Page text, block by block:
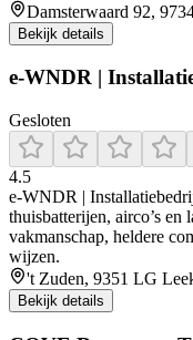
Damsterwaard 92,
Bekijk details
e-WNDR |
Gesloten
4.5
e‑WNDR |
thuisbatterijen, airco’s
vakmanschap, heldere
wijzen.
't Zuden, 9351 LG
Bekijk details